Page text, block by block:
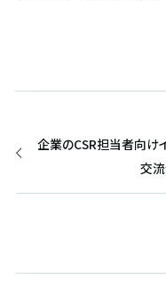
企業のCSR担当者向け
交流